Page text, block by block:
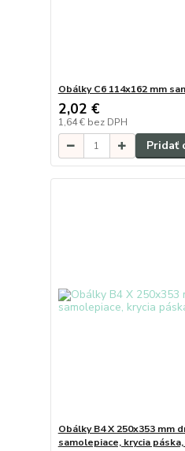
Obálky C6 114x162 mm
2,02 €
1,64 € bez DPH
Pridať
Obálky B4 X 250x353 mm
samolepiace, krycia páska,